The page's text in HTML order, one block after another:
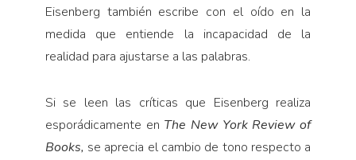
Eisenberg también escribe con el oído en la
medida que entiende la incapacidad de la
realidad para ajustarse a las palabras.
Si se leen las críticas que Eisenberg realiza
esporádicamente en The New York Review of
Books, se aprecia el cambio de tono respecto a